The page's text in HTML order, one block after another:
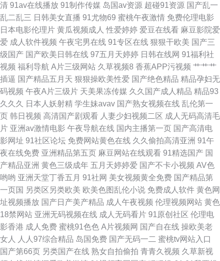
欧美性欧美性一区 成人论坛资源 午夜激情社区 av影院青青草原 黄色网入口
站链接 日韩黄色大片 91巨炮网站 国产对白清晰 欧美偷偷撸 伊人久久综合视
频
清 91av在线播放 91制作传媒 岛国av资源 超碰91资源 国产乱一
乱二乱三 日韩美女直播 91尤物69 蜜桃午夜激情 免费伦理电影
日本电影伦理片 黄瓜视频成人 性爱婷婷 爱豆在线看 麻豆影院爱
爱 成人软件视频 午夜宅男在线 91专区在线 狠狠干欧美 国产三
级国产 国产欧美日韩在线 97五月天婷婷 日韩在线网 91福利社
视频 福利导航 A片三级网站 久草视频8 香蕉APP污视频 艹艹艹
插逼 国产精品五月天 狠狠操欧美性爱 国产绝色精品 精品孕妇无
码视频 午夜A片三级片 天美果冻传媒 久久国产成人精品 精品93
久久久
日本人妖射精 学生妹avav 国产熟女视频在线 乱伦第一
页 韩日视频 高清国产剧观看 人妻少妇视频二区 成人无码高清毛
片 亚洲av激情电影 午夜导航在线 国内主播第一页 国产高清电
影网址 91社区论坛 免费网站黄色在线 久久偷拍高清亚洲 91午
夜在线免费 亚洲精品第五页 麻豆网站在线观看 91精选国产 国
产精品亚洲 黄色三级成年 五月天婷婷爱 国产不卡小视频 AV色
哟哟 亚洲天堂丁香五月 91社网 美女视频黄全免费 国产精品第
一页国 另类区另类欧美 欧美色图乱伦小说 免费成人软件 黄色网
址视频播放 国产日产美产精品 成人午夜视频 伦理视频网站 黄色
18禁网站 亚洲无码视频在线 成人无码看片 91原创社区 伦理电
影香港 成人免费 蜜桃91色色 A片视频网 国产自在线 操欧美老
女人
人人97综合精品 岛国免费 国产无码一二 蜜桃tv网站入口
国产第66页 另类国产在线 熟女自拍偷拍 青青久视频 久草新视